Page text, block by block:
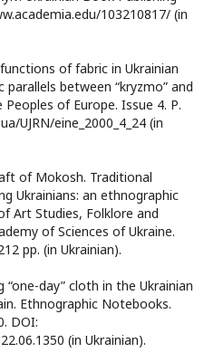
103210817/ (in
of fabric in Ukrainian
between “kryzmo” and
of Europe. Issue 4. Р.
UJRN/eine_2000_4_24 (in
of Mokosh. Traditional
Ukrainians: an ethnographic
Art Studies, Folklore and
of Sciences of Ukraine.
pp. (in Ukrainian).
“one-day” cloth in the Ukrainian
Ethnographic Notebooks.
DOI:
(in Ukrainian).